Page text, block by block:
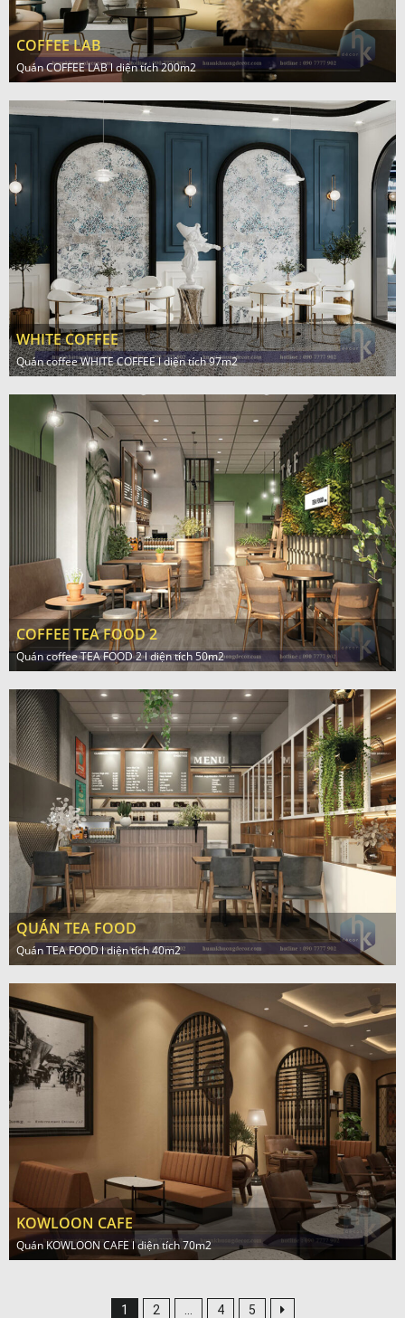
COFFEE LAB
Quán COFFEE LAB l diện tích 200m2
WHITE COFFEE
Quán coffee WHITE COFFEE l diện tích 97m2
COFFEE TEA FOOD 2
Quán coffee TEA FOOD 2 l diện tích 50m2
QUÁN TEA FOOD
Quán TEA FOOD l diện tích 40m2
KOWLOON CAFE
Quán KOWLOON CAFE l diện tích 70m2
1 2 4 5